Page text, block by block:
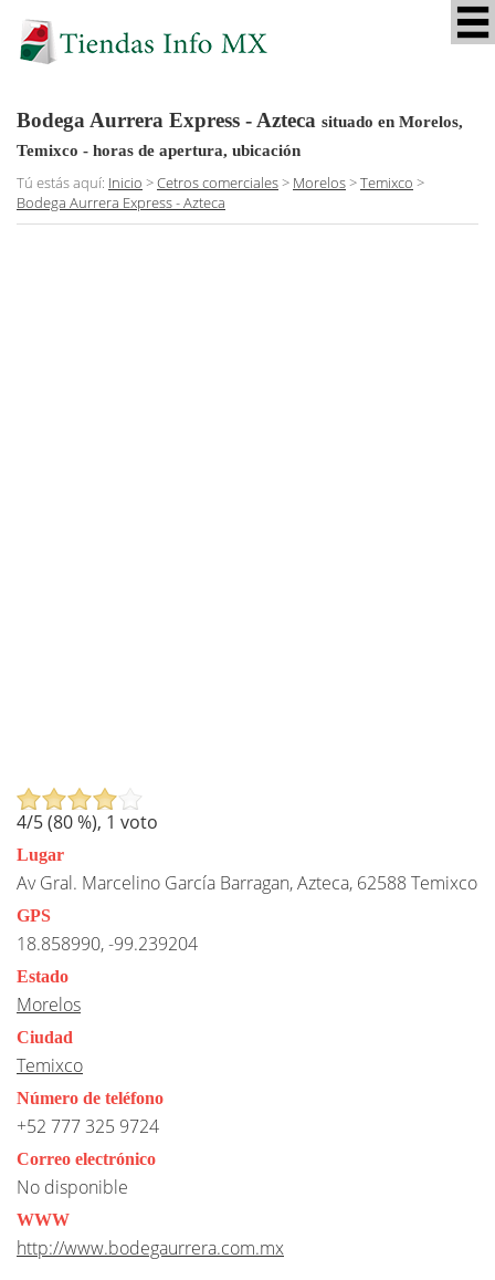
Bodega Aurrera Express - Azteca situado en Morelos,
Temixco - horas de apertura, ubicación
Tú estás aquí: Inicio >Cetros comerciales> Morelos>Temixco >
Bodega Aurrera Express - Azteca
4/5 (80%), 1 voto
Lugar
Av Gral. Marcelino García Barragan, Azteca, 62588 Temixco
GPS
18.858990, -99.239204
Estado
Morelos
Ciudad
Temixco
Número de teléfono
+52 777 325 9724
Correo electrónico
No disponible
WWW
http://www.bodegaurrera.com.mx